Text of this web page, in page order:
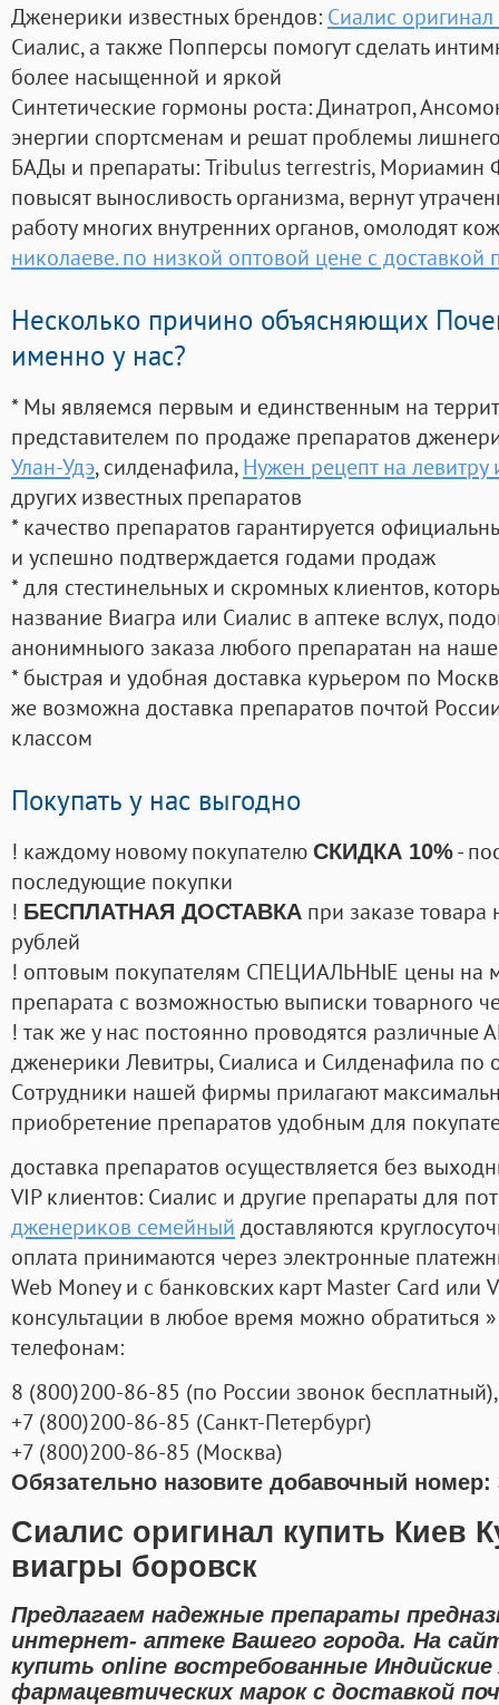
Дженерики известных брендов: Сиалис
Сиалис, а также Попперсы помогут сделать
более насыщенной и яркой
Синтетические гормоны роста: Динатроп,
энергии спортсменам и решат проблемы
БАДы и препараты:Tribulus terrestris, Мориамин
повысят выносливость организма, вернут
работу многих внутренних органов, омолодят
николаеве. по низкой оптовой цене с доставкой
Несколько причино объясняющих
именно у нас?
* Мы являемся первым и единственным на
представителем по продаже препаратов
Улан-Удэ, силденафила, Нужен рецепт на левитру
других известных препаратов
* качество препаратов гарантируется
и успешно подтверждается годами продаж
* для стестинельных и скромных клиентов,
название Виагра или Сиалис в аптеке вслух,
анонимныого заказа любого препаратан на
* быстрая и удобная доставка курьером по
же возможна доставка препаратов почтой
классом
Покупать у нас выгодно
! каждому новому покупателю СКИДКА 10%-
последующие покупки
! БЕСПЛАТНАЯ ДОСТАВКА при заказе
рублей
! оптовым покупателям СПЕЦИАЛЬНЫЕ цены на
препарата с возможностью выписки товарного
! так же у нас постоянно проводятся
дженерики Левитры, Сиалиса и Силденафила по
Cотрудники нашей фирмы прилагают
приобретение препаратов удобным для
доставка препаратов осуществляется без
VIP клиентов: Сиалис и другие препараты для
дженериков семейный доставляются
оплата принимаются через электронные
Web Money и с банковских карт Master Card или
консультации в любое время можно обратиться
телефонам:
8 (800)200-86-85 (по России звонок бесплатный),
+7 (800)200-86-85 (Санкт-Петербург)
+7 (800)200-86-85 (Москва)
Обязательно назовите добавочный номер:
Сиалис оригинал купить Киев
виагры боровск
Предлагаем надежные препараты
интернет- аптеке Вашего города. На
купить online востребованные
фармацевтических марок с доставкой